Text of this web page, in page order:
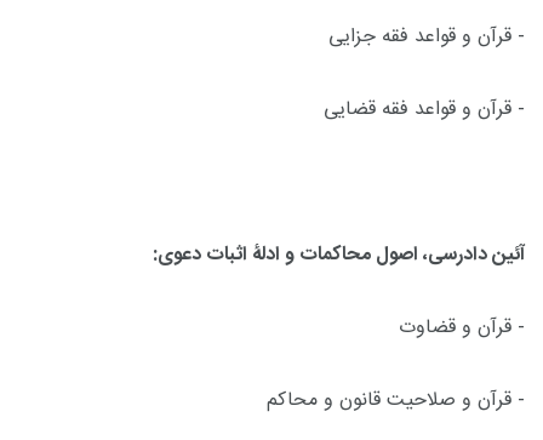
- قرآن و قواعد فقه جزایی
- قرآن و قواعد فقه قضایی
آئین دادرسی، اصول محاکمات و ادلۀ اثبات دعوی:
- قرآن و قضاوت
- قرآن و صلاحیت قانون و محاکم